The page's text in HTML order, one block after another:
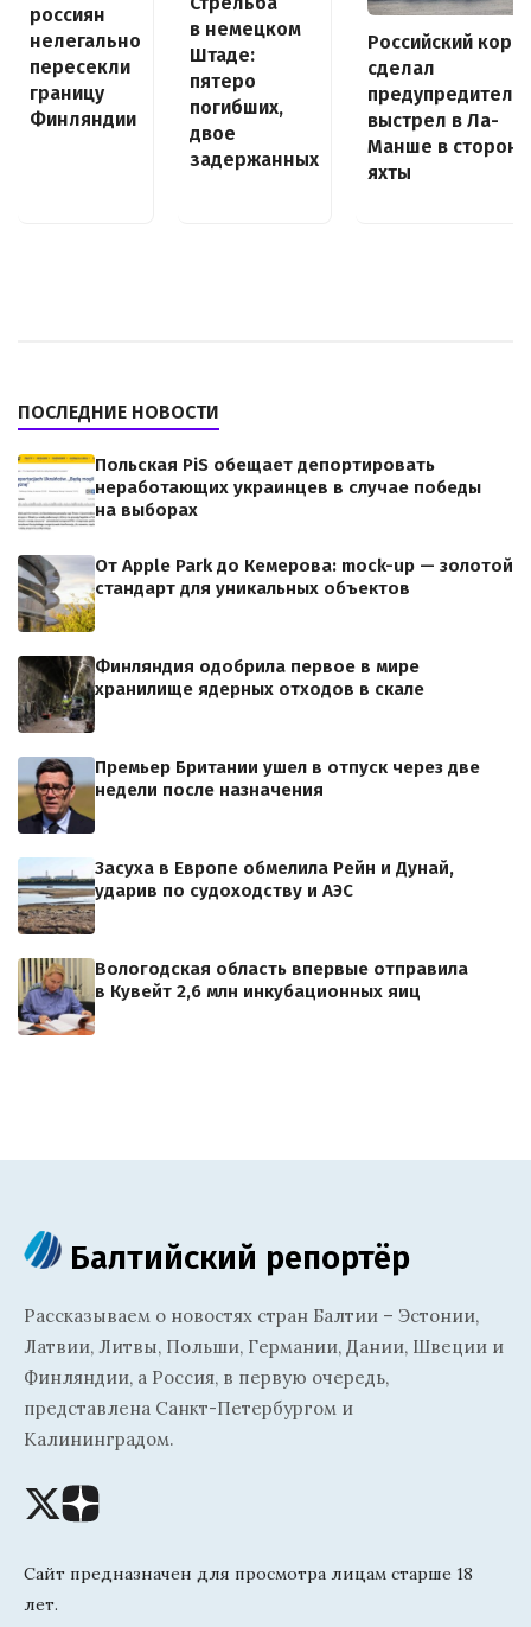
россиян
нелегально
пересекли
границу
Финляндии
в немецком
Штаде:
пятеро
погибших,
двое
задержанных
Российский
сделал
выстрел в Ла-
Манше в сторону
яхты
ПОСЛЕДНИЕ НОВОСТИ
Польская PiS обещает депортировать
неработающих украинцев в случае победы
на выборах
От Apple Park до Кемерова: mock-up — золотой
стандарт для уникальных объектов
Финляндия одобрила первое в мире
хранилище ядерных отходов в скале
Премьер Британии ушел в отпуск через две
недели после назначения
Засуха в Европе обмелила Рейн и Дунай,
ударив по судоходству и АЭС
Вологодская область впервые отправила
в Кувейт 2,6 млн инкубационных яиц
Балтийский репортёр
Рассказываем о новостях стран Балтии – Эстонии,
Латвии, Литвы, Польши, Германии, Дании, Швеции и
Финляндии, а Россия, в первую очередь,
представлена Санкт-Петербургом и
Калининградом.
Сайт предназначен для просмотра лицам старше 18
лет.